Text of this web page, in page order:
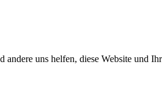
uns helfen, diese Website und